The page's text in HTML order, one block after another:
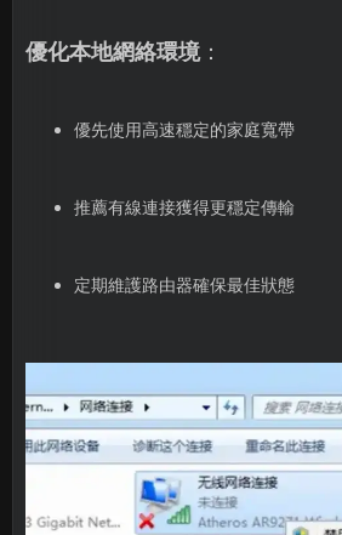
優化本地網絡環境：
優先使用高速穩定的家庭寬帶
推薦有線連接獲得更穩定傳輸
定期維護路由器確保最佳狀態